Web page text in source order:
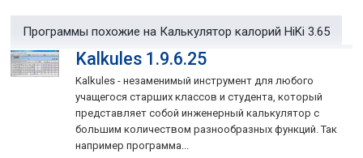
Основные возможности программы Калькулятор калорий
HiKi:
Расширяемая база продуктов (на данный момент более
4300 наименований).
Калькулятор приемов пищи (белки, жиры, углеводы,
Программы похожие на Калькулятор калорий HiKi 3.65
Kalkules 1.9.6.25
Kalkules - незаменимый инструмент для любого
учащегося старших классов и студента, который
представляет собой инженерный калькулятор с
большим количеством разнообразных функций. Так
например программа...